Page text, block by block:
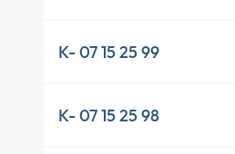
K- 07 15 25 99
K- 07 15 25 98